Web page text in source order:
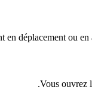
en déplacement ou
Vous ouvrez